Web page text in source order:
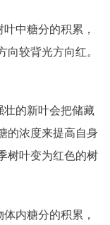
中糖分的积累，
较背光方向红。
壮的新叶会把储藏
的浓度来提高自身
树叶变为红色的树
内糖分的积累，